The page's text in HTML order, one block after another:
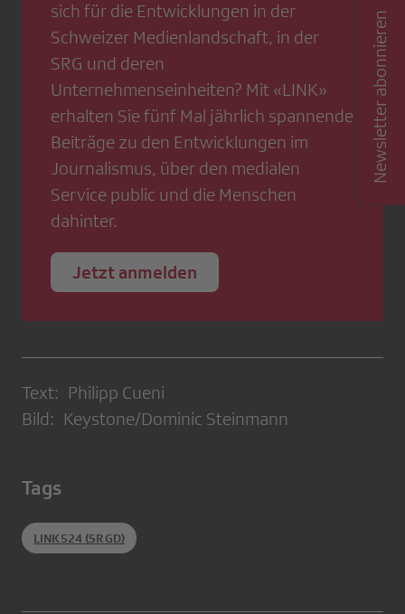
sich für die Entwicklungen in der
Schweizer Medienlandschaft, in der
SRG und deren
Unternehmenseinheiten? Mit «LINK»
erhalten Sie fünf Mal jährlich spannende
Beiträge zu den Entwicklungen im
Journalismus, über den medialen
Service public und die Menschen
dahinter.
Jetzt anmelden
Text: Philipp Cueni
Bild: Keystone/Dominic Steinmann
Tags
LINK524 (SRGD)
Newsletter abonnieren